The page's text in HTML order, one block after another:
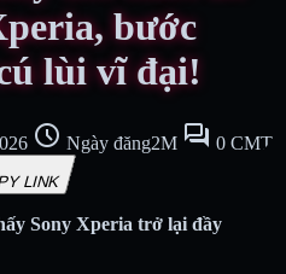
bước
lùi vĩ đại!
schedule Ngày đăng2M forum 0 CMT
LINK
Sony Xperia trở lại đầy